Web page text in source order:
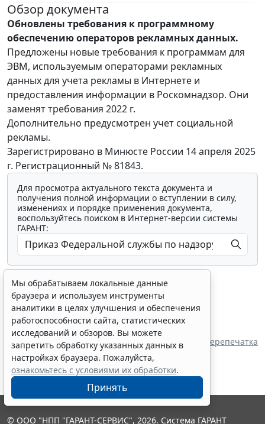
Обзор документа
Обновлены требования к программному
обеспечению операторов рекламных данных.
Предложены новые требования к программам для
ЭВМ, используемым операторами рекламных
данных для учета рекламы в Интернете и
предоставления информации в Роскомнадзор. Они
заменят требования 2022 г.
Дополнительно предусмотрен учет социальной
рекламы.
Зарегистрировано в Минюсте России 14 апреля 2025
г. Регистрационный № 81843.
Для просмотра актуального текста документа и
получения полной информации о вступлении в силу,
изменениях и порядке применения документа,
воспользуйтесь поиском в Интернет-версии системы
ГАРАНТ:
Показать все материалы
Перепечатка
Мы обрабатываем локальные данные
браузера и используем инструменты
аналитики в целях улучшения и обеспечения
работоспособности сайта, статистических
исследований и обзоров. Вы можете
запретить обработку указанных данных в
настройках браузера. Пожалуйста,
ознакомьтесь с условиями их обработки.
Принять
© ООО "НПП "ГАРАНТ-СЕРВИС", 2026. Система ГАРАНТ